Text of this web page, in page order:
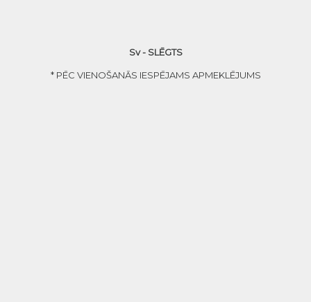
Sv - SLĒGTS
* PĒC VIENOŠANĀS IESPĒJAMS APMEKLĒJUMS